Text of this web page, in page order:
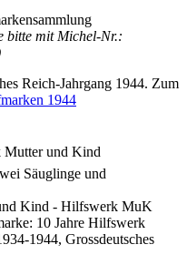
bitte mit Michel-Nr.:
Reich-Jahrgang 1944. Zum
1944
Mutter und Kind
Säuglinge und
Kind - Hilfswerk MuK
10 Jahre Hilfswerk
1944, Grossdeutsches